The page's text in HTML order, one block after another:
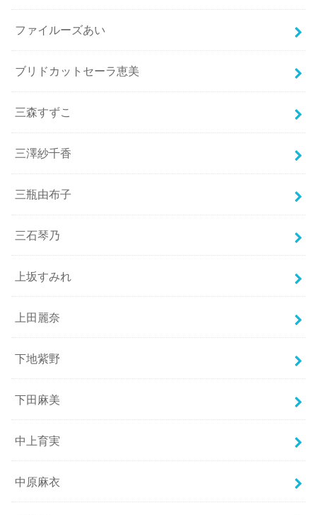
ファイルーズあい
ブリドカットセーラ恵美
三森すずこ
三澤紗千香
三瓶由布子
三石琴乃
上坂すみれ
上田麗奈
下地紫野
下田麻美
中上育実
中原麻衣